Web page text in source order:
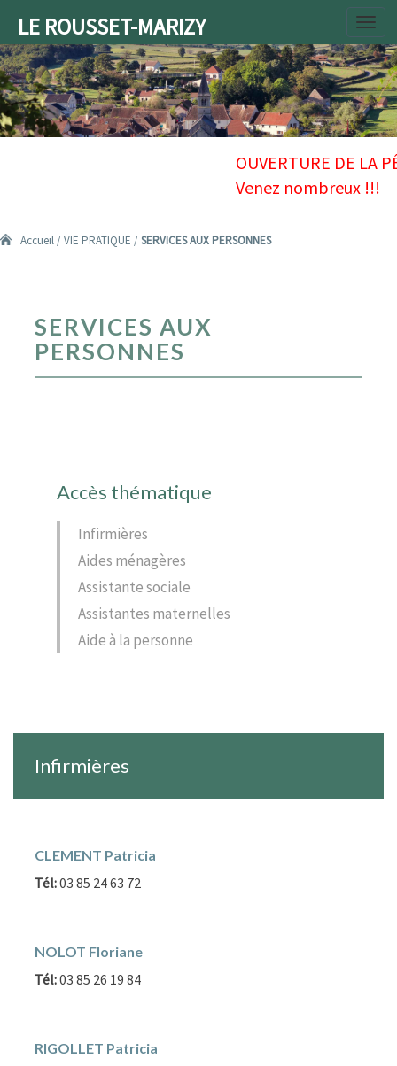
LE ROUSSET-MARIZY
Accueil/VIE PRATIQUE /SERVICES AUX PERSONNES
AUX
PERSONNES
SERVICES AUX
PERSONNES
Accès thématique
Infirmières
Aides ménagères
Assistante sociale
Assistantes maternelles
Aide à la personne
Infirmières
CLEMENT Patricia
Tél:03 85 24 63 72
NOLOT Floriane
Tél:03 85 26 19 84
RIGOLLET Patricia